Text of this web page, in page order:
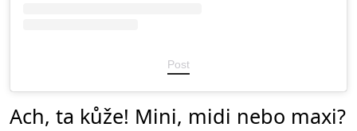
Post
Ach, ta kůže! Mini, midi nebo maxi?